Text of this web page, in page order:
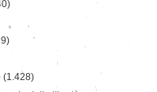
(1.428)